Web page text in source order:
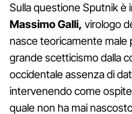
Sulla questione Sputnik
Massimo Galli, virologo
nasce teoricamente male
grande scetticismo dalla
occidentale assenza di
intervenendo come
quale non ha mai